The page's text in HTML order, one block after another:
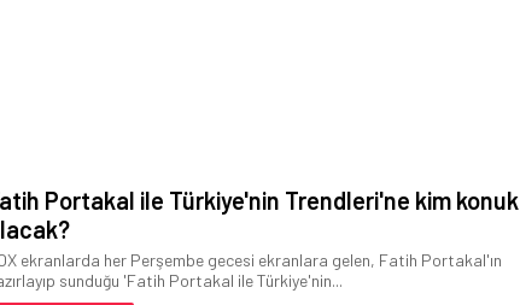
Portakal ile Türkiye'nin Trendleri'ne kim konuk
ekranlarda her Perşembe gecesi ekranlara gelen, Fatih Portakal'ın
sunduğu 'Fatih Portakal ile Türkiye'nin...